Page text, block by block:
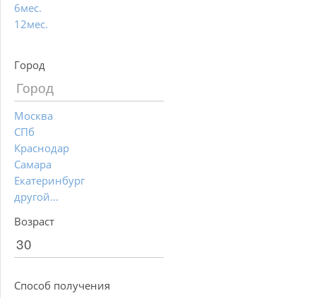
6мес.
12мес.
Город
Москва
СПб
Краснодар
Самара
Екатеринбург
другой...
Возраст
Способ получения